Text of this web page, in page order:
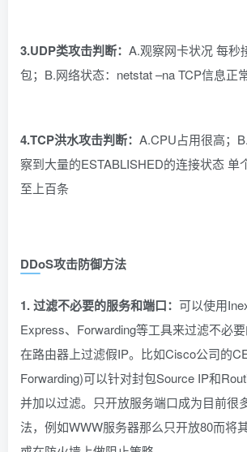
3.UDP类攻击判断： A.观察网卡状况 每秒
包；B.网络状态：netstat –na TCP信息正常
4.TCP洪水攻击判断： A.CPU占用很高；
察到大量的ESTABLISHED的连接状态 单
至上百条
DDoS攻击防御方法
1. 过滤不必要的服务和端口： 可以使用
Express、Forwarding等工具来过滤不必
在路由器上过滤假IP。比如Cisco公司的
Forwarding)可以针对封包Source IP和
并加以过滤。只开放服务端口成为目前很
法，例如WWW服务器那么只开放80而将